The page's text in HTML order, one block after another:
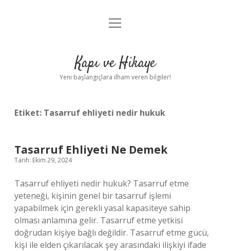
Anasayfa
Yasal Uyarı
menüyü
Kapı ve Hikaye
Yeni başlangıçlara ilham veren bilgiler!
Etiket: Tasarruf ehliyeti nedir hukuk
Tasarruf Ehliyeti Ne Demek
Tarih: Ekim 29, 2024
Tasarruf ehliyeti nedir hukuk? Tasarruf etme
yeteneği, kişinin genel bir tasarruf işlemi
yapabilmek için gerekli yasal kapasiteye sahip
olması anlamına gelir. Tasarruf etme yetkisi
doğrudan kişiye bağlı değildir. Tasarruf etme gücü,
kişi ile elden çıkarılacak şey arasındaki ilişkiyi ifade